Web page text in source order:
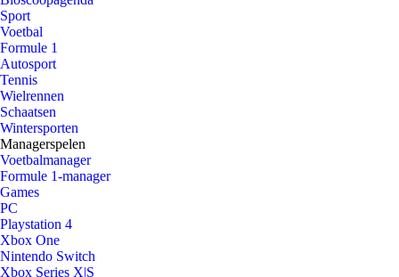
Sport
Voetbal
Formule 1
Autosport
Tennis
Wielrennen
Schaatsen
Wintersporten
Managerspelen
Voetbalmanager
Formule 1-manager
Games
PC
Playstation 4
Xbox One
Nintendo Switch
Xbox Series X|S